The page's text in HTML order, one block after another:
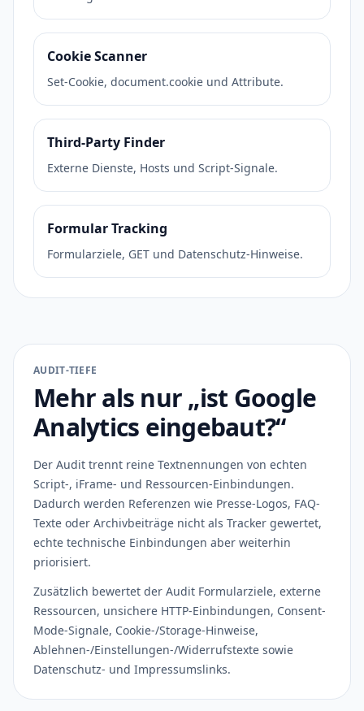
Cookie Scanner
Set-Cookie, document.cookie und Attribute.
Third-Party Finder
Externe Dienste, Hosts und Script-Signale.
Formular Tracking
Formularziele, GET und Datenschutz-Hinweise.
AUDIT-TIEFE
Mehr als nur „ist Google
Analytics eingebaut?“
Der Audit trennt reine Textnennungen von echten
Script-, iFrame- und Ressourcen-Einbindungen.
Dadurch werden Referenzen wie Presse-Logos, FAQ-
Texte oder Archivbeiträge nicht als Tracker gewertet,
echte technische Einbindungen aber weiterhin
priorisiert.
Zusätzlich bewertet der Audit Formularziele, externe
Ressourcen, unsichere HTTP-Einbindungen, Consent-
Mode-Signale, Cookie-/Storage-Hinweise,
Ablehnen-/Einstellungen-/Widerrufstexte sowie
Datenschutz- und Impressumslinks.